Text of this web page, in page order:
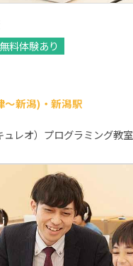
無料体験あり
新潟)・新潟駅
ュレオ）プログラミング教室